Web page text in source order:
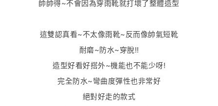
帥帥得~不會因為穿雨靴就打壞了整體造型
這雙認真看~不太像雨靴~反而像帥氣短靴
耐磨~防水~穿脫!!
造型好看好搭外~機能也不能少呀!
完全防水~彎曲度彈性也非常好
絕對好走的款式